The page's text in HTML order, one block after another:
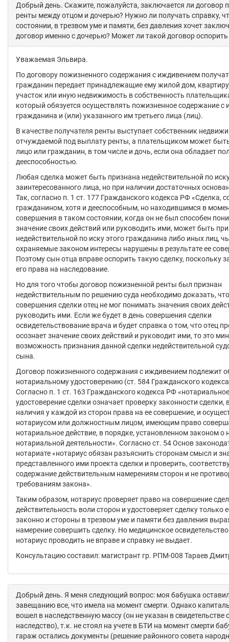
Добрый день. Скажите, пожалуйста, заключается ли договор
ренты между отцом и дочерью? Нужно ли получать справку,
состоянии, в трезвом уме и памяти, без давления хочет
договор именно с дочерью? Может ли такой договор
Уважаемая Эльвира.
По договору пожизненного содержания с иждивением
гражданин передает принадлежащие ему жилой дом,
участок или иную недвижимость в собственность
который обязуется осуществлять пожизненное содержание с
гражданина и (или) указанного им третьего лица (лиц).
В качестве получателя ренты выступает собственник
отчуждаемой под выплату ренты, а плательщиком может
лицо или гражданин, в том числе и дочь, если она обладает
дееспособностью.
Любая сделка может быть признана недействительной по
заинтересованного лица, но при наличии достаточных
Так, согласно п. 1 ст. 177 Гражданского кодекса РФ «Сделка,
гражданином, хотя и дееспособным, но находившимся в
совершения в таком состоянии, когда он не был способен
значение своих действий или руководить ими, может быть
недействительной по иску этого гражданина либо иных лиц,
охраняемые законом интересы нарушены в результате ее
Поэтому сын отца вправе оспорить такую сделку, поскольку
его права на наследование.
Но для того чтобы договор пожизненной ренты был признан
недействительным по решению суда необходимо доказать,
совершения сделки отец не мог понимать значения своих
руководить ими. Если же будет в день совершения сделки
освидетельствование врача и будет справка о том, что отец
осознает значение своих действий и руководит ими, то это
возможность признания данной сделки недействительной
сына.
Договор пожизненного содержания с иждивением подлежит
нотариальному удостоверению (ст. 584 Гражданского
Согласно п. 1 ст. 163 Гражданского кодекса РФ «нотариальное
удостоверение сделки означает проверку законности сделки,
наличия у каждой из сторон права на ее совершение, и
нотариусом или должностным лицом, имеющим право
нотариальное действие, в порядке, установленном законом о
нотариальной деятельности». Согласно ст. 54 Основ
нотариате «нотариус обязан разъяснить сторонам смысл и
представленного ими проекта сделки и проверить,
содержание действительным намерениям сторон и не
требованиям закона».
Таким образом, нотариус проверяет право на совершение
действительность воли сторон и удостоверяет сделку только
законно и стороны в трезвом уме и памяти без давления
намерение совершить сделку. Но медицинское
нотариус проводить не вправе и справку не выдает.
Консультацию составил: магистрант гр. РПМ-008 Тараев
Добрый день. Я меня следующий вопрос: моя бабушка
завещанию все, что имела на момент смерти. Однако
вошел в наследственную массу (он не указан в свидетельстве
наследство), т.к. не стоял на учете в БТИ на момент смерти
гараж остались документы (решение районного совета